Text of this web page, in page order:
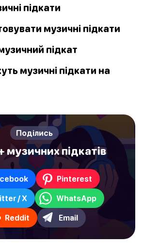
підкати
музичні підкати
підкат
музичні підкати на
Поділись
музичних підкатів
Pinterest
/ X WhatsApp
Reddit Email